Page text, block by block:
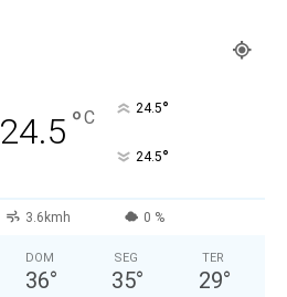
24.5 °C 24.5°
24.5°
3.6kmh 0 %
DOM
36°
SEG
35°
TER
29°